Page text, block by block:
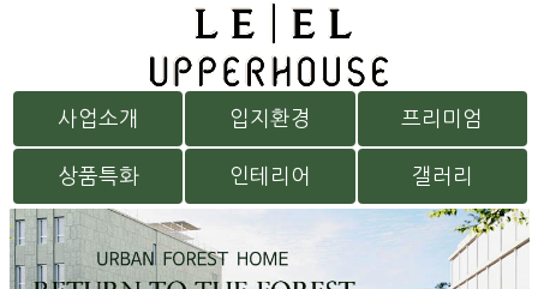
사업소개 입지환경 프리미엄
상품특화 인테리어 갤러리